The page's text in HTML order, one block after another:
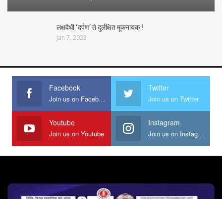
लक्षवेधी ‘दर्पण’ ते दुर्लक्षित मूकनायक !
Jan 7, 2023
Facebook
Join us on Facebook
Twitter
Join us on Twitter
Youtube
Join us on Youtube
Instagram
Join us on Instagram